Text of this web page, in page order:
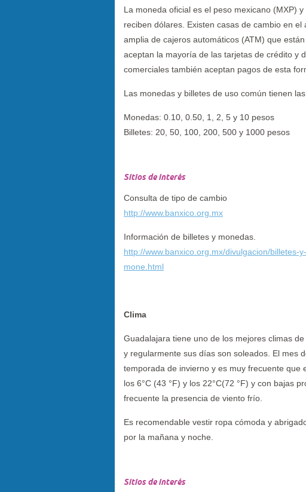
La moneda oficial es el peso mexicano (MXP)
reciben dólares. Existen casas de cambio en
amplia de cajeros automáticos (ATM) que
aceptan la mayoría de las tarjetas de crédito y
comerciales también aceptan pagos de esta
Las monedas y billetes de uso común tienen
Monedas: 0.10, 0.50, 1, 2, 5 y 10 pesos
Billetes: 20, 50, 100, 200, 500 y 1000 pesos
Sitios de interés
Consulta de tipo de cambio
http://www.banxico.org.mx
Información de billetes y monedas.
http://www.banxico.org.mx/divulgacion/billetes-
mone.html
Clima
Guadalajara tiene uno de los mejores climas
y regularmente sus días son soleados. El mes
temporada de invierno y es muy frecuente que
los 6°C (43 °F) y los 22°C(72 °F) y con bajas
frecuente la presencia de viento frío.
Es recomendable vestir ropa cómoda y
por la mañana y noche.
Sitios de interés